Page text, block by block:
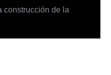
construcción de la